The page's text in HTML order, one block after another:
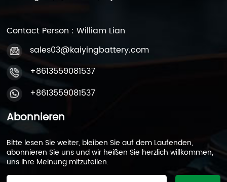
Contact Person : William Lian
sales03@kaiyingbattery.com
+8613559081537
+8613559081537
Abonnieren
Bitte lesen Sie weiter, bleiben Sie auf dem Laufenden,
abonnieren Sie uns und wir heißen Sie herzlich willkommen,
uns Ihre Meinung mitzuteilen.